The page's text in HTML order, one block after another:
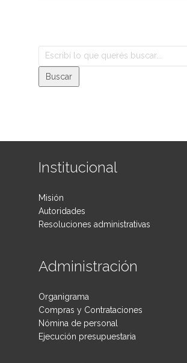
Institucional
Misión
Autoridades
Resoluciones administrativas
Administración
Organigrama
Compras y Contrataciones
Nómina de personal
Ejecución presupuestaria